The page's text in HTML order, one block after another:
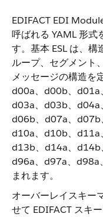
EDIFACT EDI
呼ばれる YAML 形式
す。基本 ESL は、
ループ、セグメント
メッセージの構造を
d00a、d00b、d01a
d03a、d03b、d04a
d06b、d07a、d07b
d10a、d10b、d11a
d13b、d14a、d14b
d96a、d97a、d98a
まれます。
オーバーレイスキー
せて EDIFACT スキ